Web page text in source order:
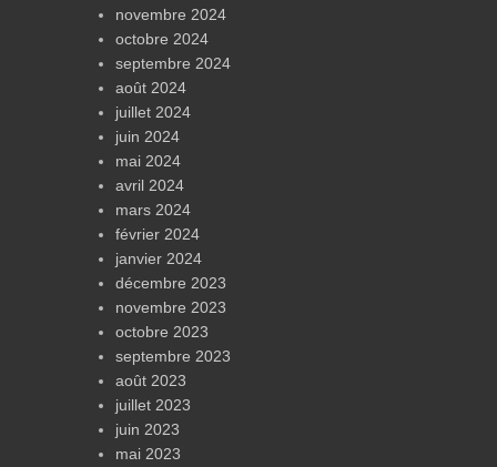
novembre 2024
octobre 2024
septembre 2024
août 2024
juillet 2024
juin 2024
mai 2024
avril 2024
mars 2024
février 2024
janvier 2024
décembre 2023
novembre 2023
octobre 2023
septembre 2023
août 2023
juillet 2023
juin 2023
mai 2023